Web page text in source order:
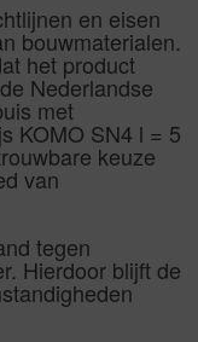
en eisen
bouwmaterialen.
het product
Nederlandse
met
KOMO SN4 l = 5
keuze
van
tegen
Hierdoor blijft de